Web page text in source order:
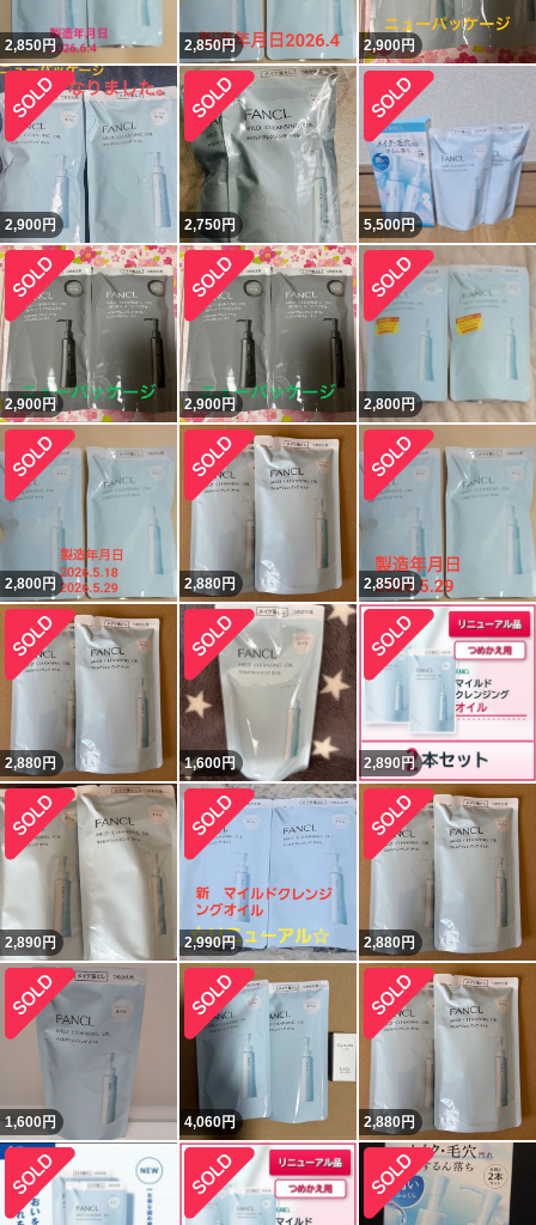
2,850円 2,850円 2,900円
2,900円 2,750円 5,500円
2,900円 2,900円 2,800円
2,800円 2,880円 2,850円
2,880円 1,600円 2,890 円
2,890円 2,990円 2,880円
1,600円 4,060円 2,880円